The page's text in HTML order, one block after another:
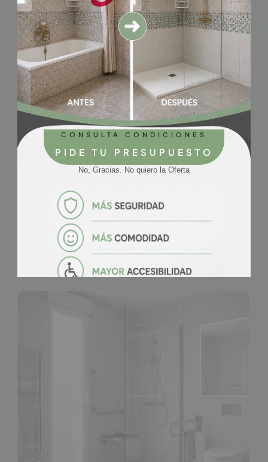
Post Mas Recientes
Ducha a ras de suelo en Valladolid: ventajas e
inconvenientes | Cosama
CONSULTA CONDICIONES
PIDE TU PRESUPUESTO
No, Gracias. No quiero la Oferta